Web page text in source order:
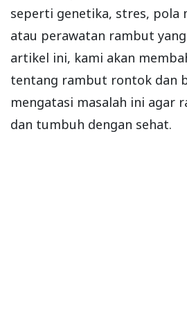
seperti genetika, stres, pola
atau perawatan rambut
artikel ini, kami akan
tentang rambut rontok dan
mengatasi masalah ini agar
dan tumbuh dengan sehat.